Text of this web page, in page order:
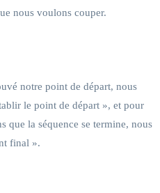
nous voulons couper.
notre point de départ, nous
le point de départ », et pour
que la séquence se termine, nous
final ».